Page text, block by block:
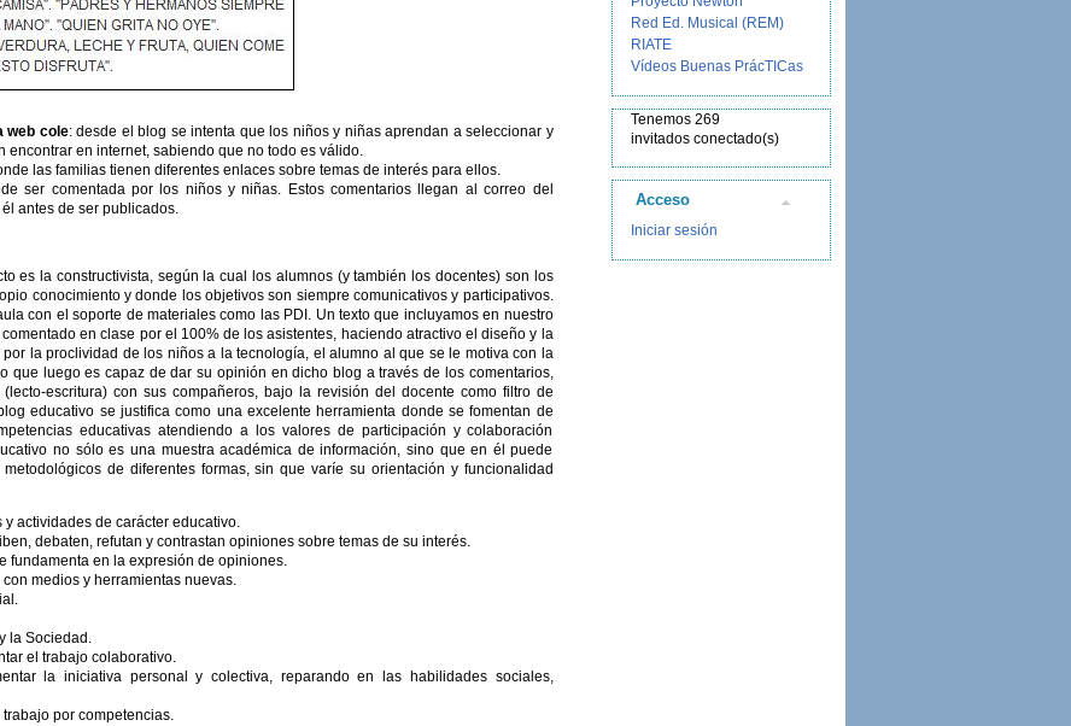
web cole: desde el blog se intenta que los niños y niñas aprendan a seleccionar y
encontrar en internet, sabiendo que no todo es válido.
las familias tienen diferentes enlaces sobre temas de interés para ellos.
ser comentada por los niños y niñas. Estos comentarios llegan al correo del
antes de ser publicados.
es la constructivista, según la cual los alumnos (y también los docentes) son los
conocimiento y donde los objetivos son siempre comunicativos y participativos.
con el soporte de materiales como las PDI. Un texto que incluyamos en nuestro
en clase por el 100% de los asistentes, haciendo atractivo el diseño y la
la proclividad de los niños a la tecnología, el alumno al que se le motiva con la
que luego es capaz de dar su opinión en dicho blog a través de los comentarios,
escritura) con sus compañeros, bajo la revisión del docente como filtro de
educativo se justifica como una excelente herramienta donde se fomentan de
educativas atendiendo a los valores de participación y colaboración
no sólo es una muestra académica de información, sino que en él puede
de diferentes formas, sin que varíe su orientación y funcionalidad
actividades de carácter educativo.
debaten, refutan y contrastan opiniones sobre temas de su interés.
fundamenta en la expresión de opiniones.
medios y herramientas nuevas.
la Sociedad.
el trabajo colaborativo.
la iniciativa personal y colectiva, reparando en las habilidades sociales,
por competencias.
Red Ed. Musical (REM)
RIATE
Vídeos Buenas PrácTICas
Tenemos 269
invitados conectado(s)
Acceso
Iniciar sesión